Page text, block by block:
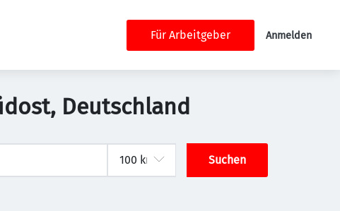
Für Arbeitgeber Anmelden
Deutschland
Suchen